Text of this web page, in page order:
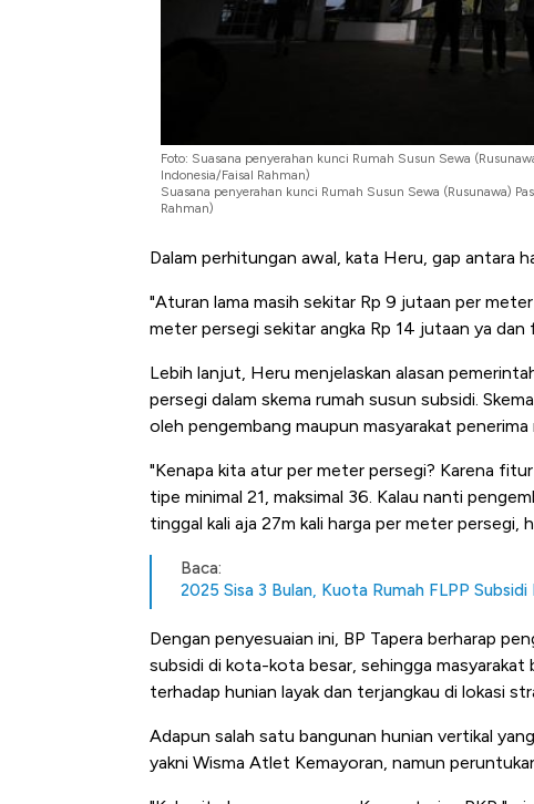
Foto: Suasana penyerahan kunci Rumah Susun Sewa
Indonesia/Faisal Rahman)
Suasana penyerahan kunci Rumah Susun Sewa (Rusunawa)
Rahman)
Dalam perhitungan awal, kata Heru, gap antara
"Aturan lama masih sekitar Rp 9 jutaan per
meter persegi sekitar angka Rp 14 jutaan ya
Lebih lanjut, Heru menjelaskan alasan
persegi dalam skema rumah susun subsidi.
oleh pengembang maupun masyarakat penerima
"Kenapa kita atur per meter persegi? Karena
tipe minimal 21, maksimal 36. Kalau nanti
tinggal kali aja 27m kali harga per meter persegi,
Baca:
2025 Sisa 3 Bulan, Kuota Rumah FLPP
Dengan penyesuaian ini, BP Tapera berharap
subsidi di kota-kota besar, sehingga
terhadap hunian layak dan terjangkau di lokasi
Adapun salah satu bangunan hunian vertikal
yakni Wisma Atlet Kemayoran, namun